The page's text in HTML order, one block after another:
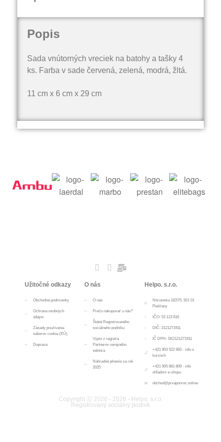
Popis
Sada vnútorných vreciek na batohy a tašky 4
ks. Farba v sade červená, zelená, modrá, žltá.
11 cm x 6 cm x 29 cm
Užitočné odkazy
Obchodné podmienky
Ochrana osobných
údajov
Zásady používania
súborov cookie (EÚ)
Doprava
O nás
O nás
Prečo nakupovať u nás?
Štátút Registrovaného
sociálneho podniku
Výpis z registra
Partnerov verejného
sektora
Náhradné plnenie za rok
2025
Helpo. s.r.o.
Nitrianska 1837/5, 921 01
Piešťany
IČO: 53 123 816
DIČ: 2121271911
IČ DPH: SK2121271911
+421 903 522 983 - info o
kurzoch
+421 905 881 809 - info
ohľadom e-shopu
obchod@prvapomoc.online
Copyright Ⓒ 2020 - 2026 - Helpo. s.r.o.
Registrovaný sociálny podnik